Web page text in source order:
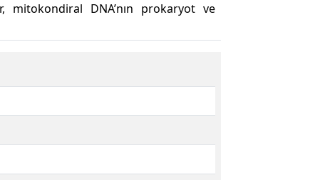
mitokondiral DNA’nın prokaryot ve